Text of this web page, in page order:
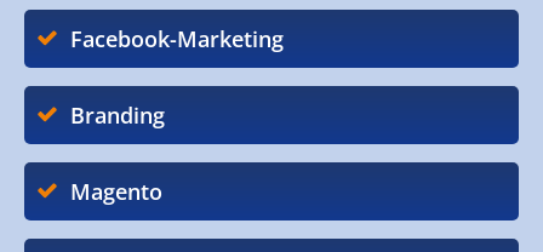
Facebook-Marketing
Branding
Magento